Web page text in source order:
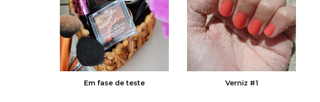
Em fase de teste Verniz #1